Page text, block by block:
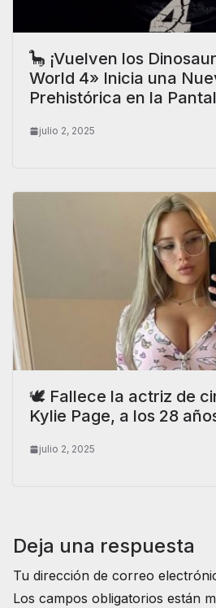
🦕 ¡Vuelven los
World 4» Inicia una
Prehistórica en la
julio 2, 2025
🕊️ Fallece la actriz de
Kylie Page, a los 28
julio 2, 2025
Deja una respuesta
Tu dirección de correo
Los campos obligatorios están